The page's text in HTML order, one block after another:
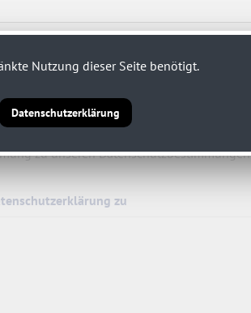
Gesetzeslage zum Datenschutz in Europa
zu unseren Datenschutzbestimmungen
zu
Nutzung dieser Seite benötigt.
Datenschutzerklärung